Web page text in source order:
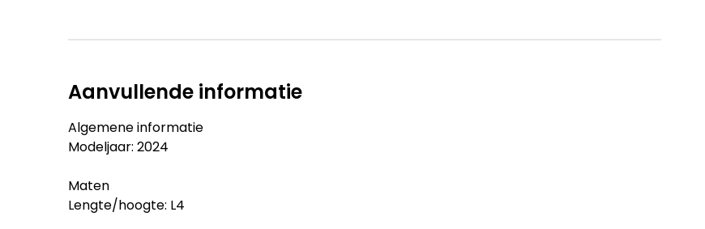
Aanvullende informatie
Algemene informatie
Modeljaar: 2024
Maten
Lengte/hoogte: L4